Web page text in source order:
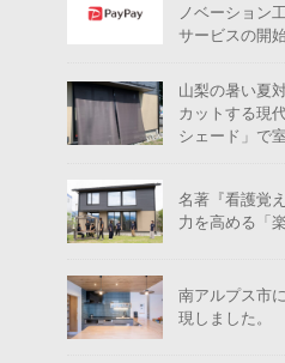
ノベーション
サービスの開
山梨の暑い夏
カットする現
シェード」で
名著『看護覚
力を高める「
南アルプス市
現しました。